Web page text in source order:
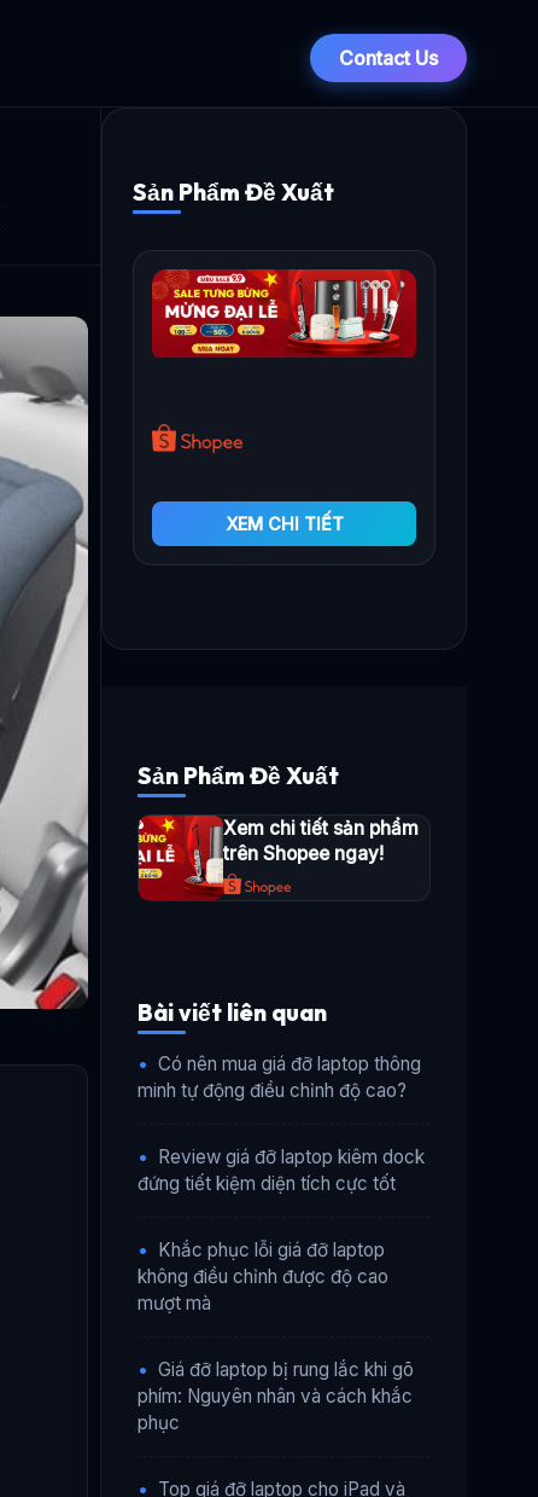
Contact Us
Sản Phẩm Đề Xuất
XEM CHI TIẾT
Sản Phẩm Đề Xuất
Xem chi tiết sản phẩm
trên Shopee ngay!
Bài viết liên quan
• Có nên mua giá đỡ laptop thông
minh tự động điều chỉnh độ cao?
• Review giá đỡ laptop kiêm dock
đứng tiết kiệm diện tích cực tốt
• Khắc phục lỗi giá đỡ laptop
không điều chỉnh được độ cao
mượt mà
• Giá đỡ laptop bị rung lắc khi gõ
phím: Nguyên nhân và cách khắc
phục
• Top giá đỡ laptop cho iPad và